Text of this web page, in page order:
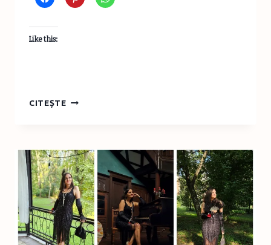
Like this:
CITEȘTEHAI
MUZEU
–
MUZEUL
NAȚIONAL
DE
ISTORIE
A
MOLDOVEI,